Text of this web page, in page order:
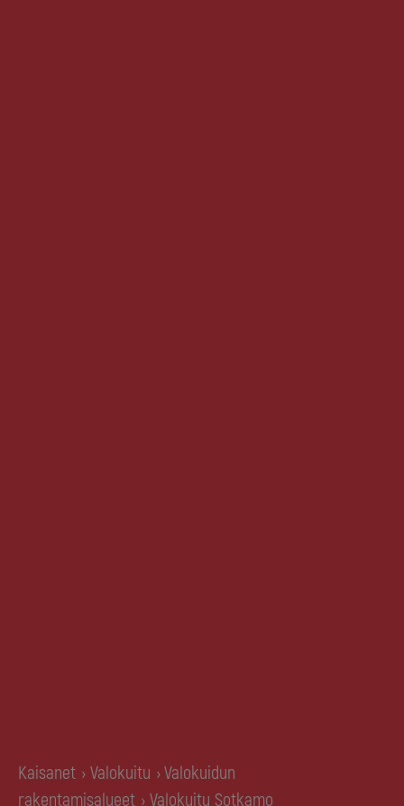
Kaisanet › Valokuitu › Valokuidun
rakentamisalueet › Valokuitu Sotkamo